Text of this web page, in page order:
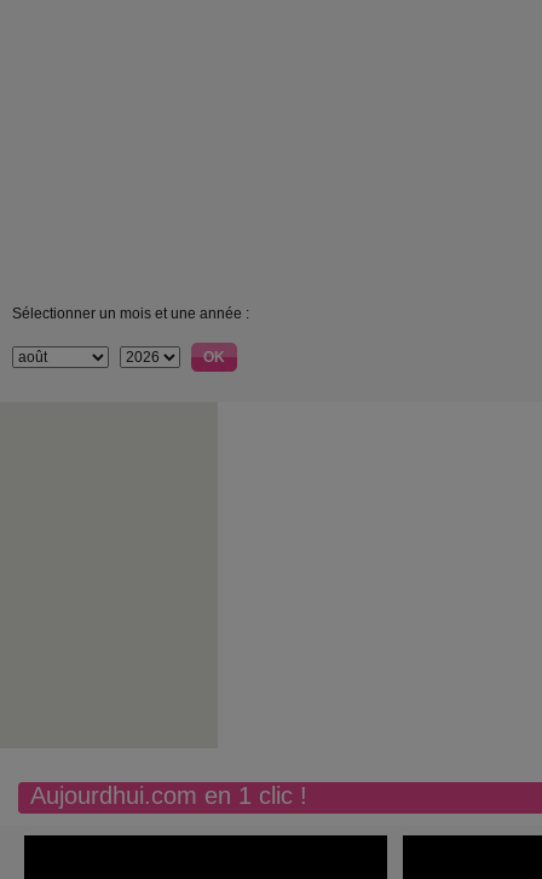
Sélectionner un mois et une année :
Aujourdhui.com en 1 clic !